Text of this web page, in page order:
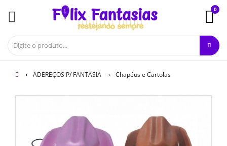
0
ADEREÇOS P/ FANTASIA Chapéus e Cartolas